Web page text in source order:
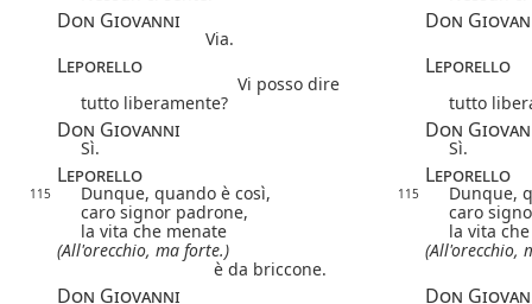
Don Giovanni Don
Via.
Leporello Leporello
Vi posso dire
tutto liberamente?
tutto
Don Giovanni Don
Sì. Sì.
Leporello Leporello
115 Dunque, quando è così, 115
Dunque,
caro signor padrone,
caro
la vita che menate
la vita
(All'orecchio, ma forte.)
(All'orecchio,
è da briccone.
Don Giovanni Don